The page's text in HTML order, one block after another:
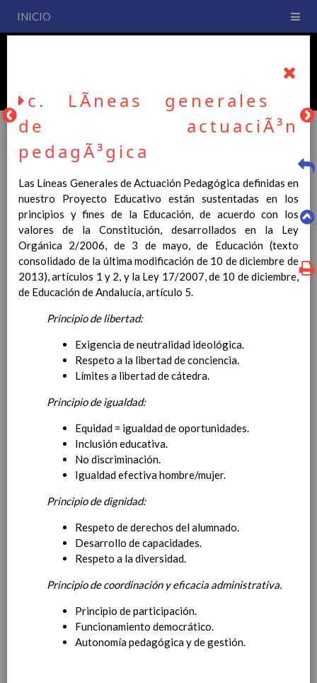
INICIO
CEIP San Fernando
PLAN DE CENTRO
La entrada en vigor del Real Decreto 126/2014, de 28 de
febrero, por el que se establece el currículo básico de la
Educación Primaria, se ha hecho necesario la revisión y
adecuación de nuestro Plan de Centro a esta normativa, el cual
usted podrá consultar desde este sitio web.
Esperamos que sea de su interés.
IntroducciÃ³n
AnÃ¡lisis del Contexto
Proyecto Educativo
Marco Normativo
Objetivos propios para la mejora del rendimiento
escolar
LÃ­neas generales de actuaciÃ³n
CoordinaciÃ³n y concreciÃ³n de los contenidos
curriculares, asÃ­ como el tratamiento transversal
en las Ã¡reas de la educaciÃ³n en valores y otras
enseÃ±anzas
noviembre 2019
Objetivos generales
Ãreas Curriculares
c. LÃ­neas generales
de actuaciÃ³n
pedagÃ³gica
Las Líneas Generales de Actuación Pedagógica definidas en
nuestro Proyecto Educativo están sustentadas en los
principios y fines de la Educación, de acuerdo con los
valores de la Constitución, desarrollados en la Ley
Orgánica 2/2006, de 3 de mayo, de Educación (texto
consolidado de la última modificación de 10 de diciembre de
2013), artículos 1 y 2, y la Ley 17/2007, de 10 de diciembre,
de Educación de Andalucía, artículo 5.
Principio de libertad:
Exigencia de neutralidad ideológica.
Respeto a la libertad de conciencia.
Límites a libertad de cátedra.
Principio de igualdad:
Equidad = igualdad de oportunidades.
Inclusión educativa.
No discriminación.
Igualdad efectiva hombre/mujer.
Principio de dignidad:
Respeto de derechos del alumnado.
Desarrollo de capacidades.
Respeto a la diversidad.
Principio de coordinación y eficacia administrativa.
Principio de participación.
Funcionamiento democrático.
Autonomía pedagógica y de gestión.